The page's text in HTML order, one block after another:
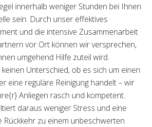
innerhalb weniger Stunden bei Ihnen
sein. Durch unser effektives
und die intensive Zusammenarbeit
vor Ort können wir versprechen,
umgehend Hilfe zuteil wird.
Unterschied, ob es sich um einen
eine reguläre Reinigung handelt – wir
Anliegen rasch und kompetent.
daraus weniger Stress und eine
Rückkehr zu einem unbeschwerten